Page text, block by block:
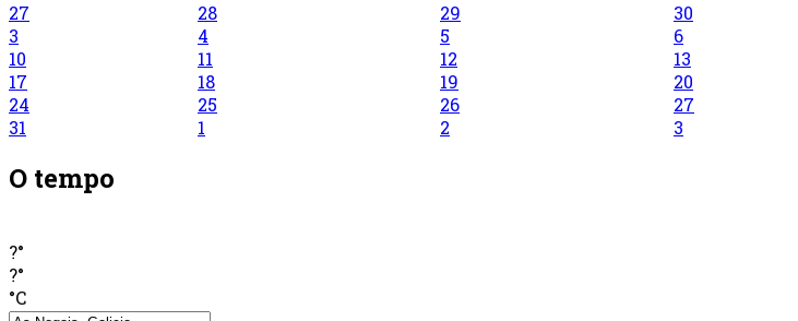
27
28 29 30
3
4 5 6
10
11 12 13
17
18 19 20
24
25 26 27
31
1 2 3
O tempo
?°
?°
°C